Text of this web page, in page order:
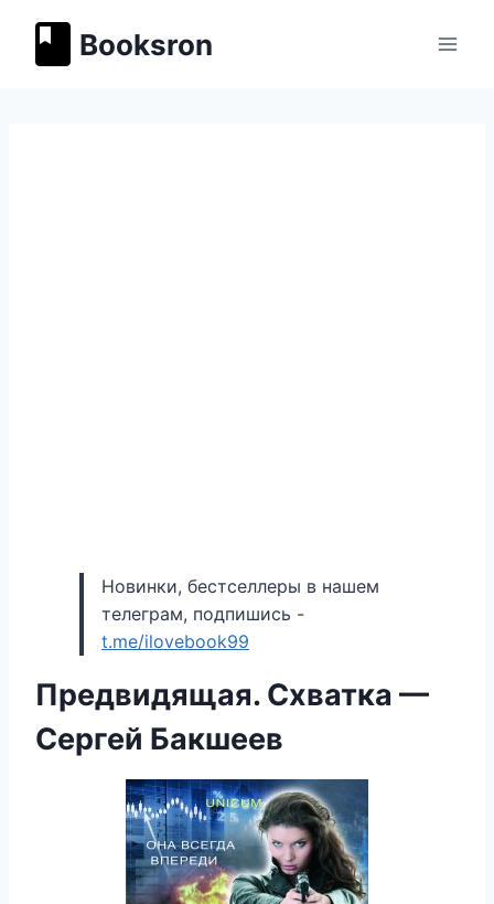
содержимому
Booksron
Новинки, бестселлеры в нашем
телеграм, подпишись -
t.me/ilovebook99
Предвидящая. Схватка —
Сергей Бакшеев